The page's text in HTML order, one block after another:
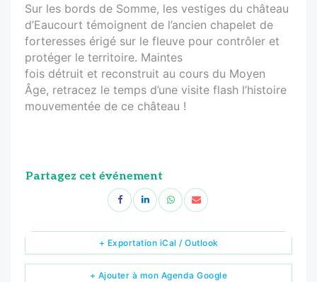
Sur les bords de Somme, les vestiges du château
d’Eaucourt témoignent de l’ancien chapelet de
forteresses érigé sur le fleuve pour contrôler et
protéger le territoire. Maintes
fois détruit et reconstruit au cours du Moyen
Âge, retracez le temps d’une visite flash l’histoire
mouvementée de ce château !
Partagez cet événement
+ Ajouter à mon Agenda Google
+ Exportation iCal / Outlook